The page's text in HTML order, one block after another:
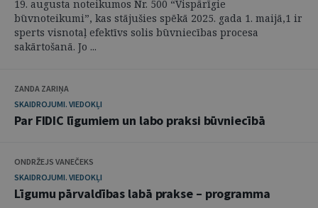
19. augusta noteikumos Nr. 500 “Vispārīgie
būvnoteikumi”, kas stājušies spēkā 2025. gada 1. maijā,1 ir
sperts visnotaļ efektīvs solis būvniecības procesa
sakārtošanā. Jo ...
ZANDA ZARIŅA
SKAIDROJUMI. VIEDOKĻI
Par FIDIC līgumiem un labo praksi būvniecībā
ONDRŽEJS VANEČEKS
SKAIDROJUMI. VIEDOKĻI
Līgumu pārvaldības labā prakse – programma